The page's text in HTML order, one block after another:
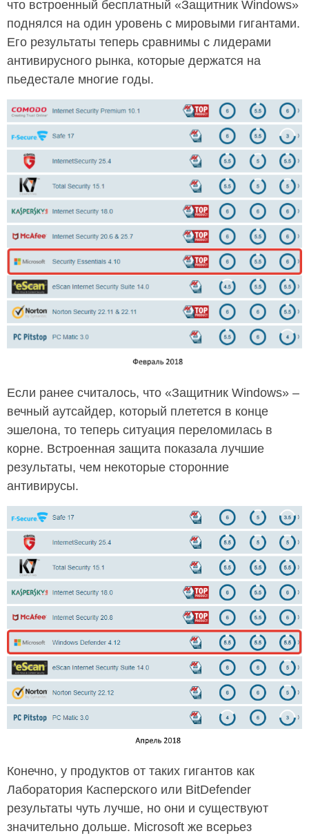
что встроенный бесплатный «Защитник Windows»
поднялся на один уровень с мировыми гигантами.
Его результаты теперь сравнимы с лидерами
антивирусного рынка, которые держатся на
пьедестале многие годы.
Если ранее считалось, что «Защитник Windows» –
вечный аутсайдер, который плетется в конце
эшелона, то теперь ситуация переломилась в
корне. Встроенная защита показала лучшие
результаты, чем некоторые сторонние
антивирусы.
Конечно, у продуктов от таких гигантов как
Лаборатория Касперского или BitDefender
результаты чуть лучше, но они и существуют
значительно дольше. Microsoft же всерьез